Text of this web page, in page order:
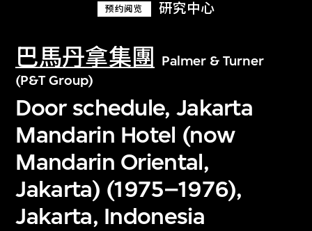
预约阅览 研究中心
巴馬丹拿集團
Palmer & Turner
(P&T Group)
Door schedule, Jakarta
Mandarin Hotel (now
Mandarin Oriental,
Jakarta) (1975–1976),
Jakarta, Indonesia
探索世界顶级的二十及二十一世纪视觉
文化藏品。